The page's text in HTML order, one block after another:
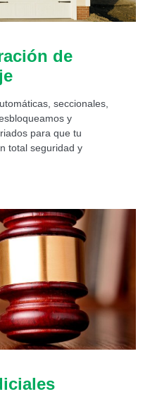
de
seccionales,
y
para que tu
total seguridad y